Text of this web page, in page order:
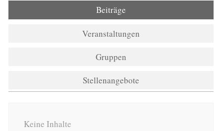
Beiträge
Veranstaltungen
Gruppen
Stellenangebote
Keine Inhalte